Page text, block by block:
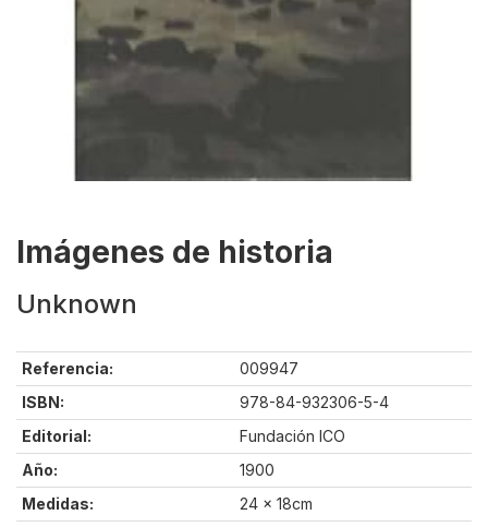
Imágenes de historia
Unknown
Referencia:
009947
ISBN:
978-84-932306-5-4
Editorial:
Fundación ICO
Año:
1900
Medidas:
24 x 18cm